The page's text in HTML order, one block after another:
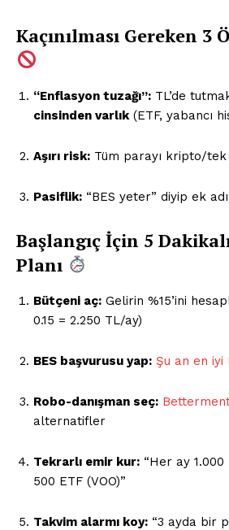
Kaçınılması Gereken 3
“Enflasyon tuzağı”: TL’de
cinsinden varlık(ETF, yabancı
Aşırı risk: Tüm parayı kripto/
Pasiflik: “BES yeter” diyip ek
Başlangıç İçin 5
Planı
Bütçeni aç: Gelirin %15’ini
0.15 = 2.250 TL/ay)
BES başvurusu yap: Şu an en iyi
Robo-danışman seç:
alternatifler
Tekrarlı emir kur: “Her ay 1.000
500 ETF (VOO)”
Takvim alarmı koy: “3 ayda bir